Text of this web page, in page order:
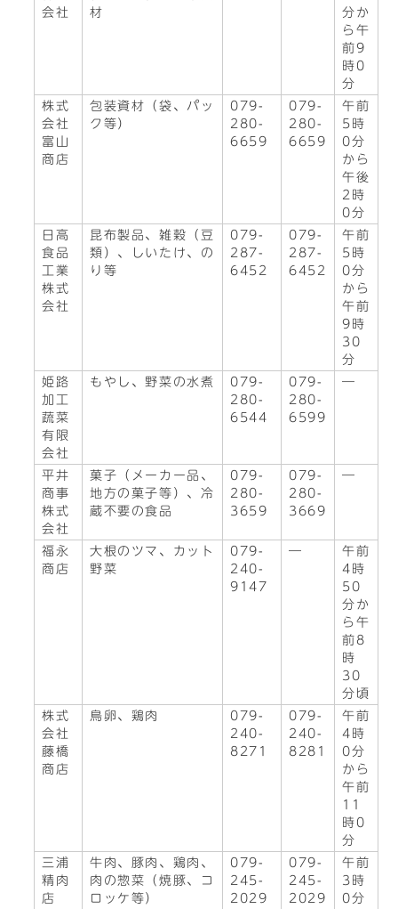
会社
材
分か
ら午
前9
時0
分
株式
会社
富山
商店
包装資材（袋、パッ
ク等）
079-
280-
6659
079-
280-
6659
午前
5時
0分
から
午後
2時
0分
日高
食品
工業
株式
会社
昆布製品、雑穀（豆
類）、しいたけ、の
り等
079-
287-
6452
079-
287-
6452
午前
5時
0分
から
午前
9時
30
分
姫路
加工
蔬菜
有限
会社
もやし、野菜の水煮
079-
280-
6544
079-
280-
6599
―
平井
商事
株式
会社
菓子（メーカー品、
地方の菓子等）、冷
蔵不要の食品
079-
280-
3659
079-
280-
3669
―
福永
商店
大根のツマ、カット
野菜
079-
240-
9147
―
午前
4時
50
分か
ら午
前8
時
30
分頃
株式
会社
藤橋
商店
鳥卵、鶏肉
079-
240-
8271
079-
240-
8281
午前
4時
0分
から
午前
11
時0
分
三浦
精肉
店
牛肉、豚肉、鶏肉、
肉の惣菜（焼豚、コ
ロッケ等）
079-
245-
2029
079-
245-
2029
午前
3時
0分